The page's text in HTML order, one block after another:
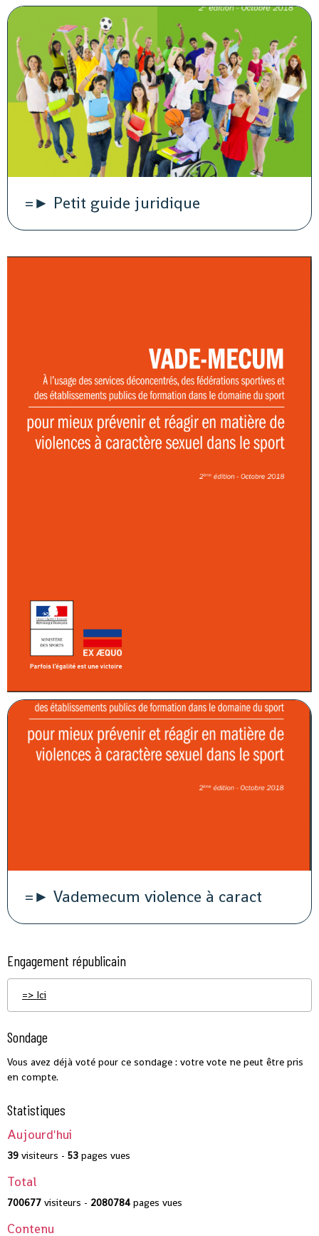
=► Petit guide juridique
=► Vademecum violence à caract
Engagement républicain
=> Ici
Sondage
Vous avez déjà voté pour ce sondage : votre vote ne peut être pris
en compte.
Statistiques
Aujourd'hui
39 visiteurs - 53 pages vues
Total
700677 visiteurs - 2080784 pages vues
Contenu